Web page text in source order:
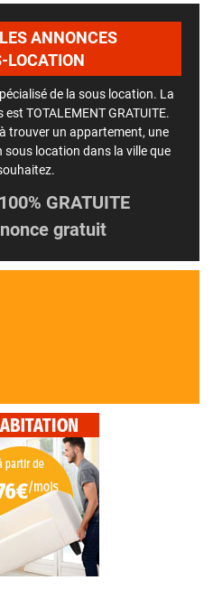
ANNONCES
LOCATION
de la sous location. La
TOTALEMENT GRATUITE.
trouver un appartement, une
location dans la ville que
GRATUITE
gratuit